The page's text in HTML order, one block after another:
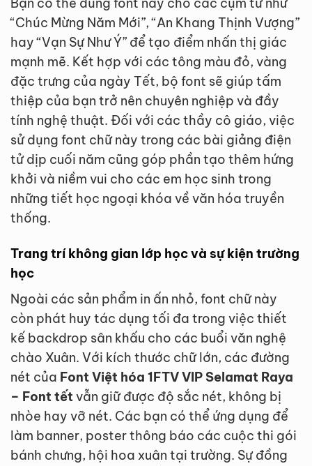
Bạn có thể dùng font này cho các cụm từ như
“Chúc Mừng Năm Mới”, “An Khang Thịnh Vượng”
hay “Vạn Sự Như Ý” để tạo điểm nhấn thị giác
mạnh mẽ. Kết hợp với các tông màu đỏ, vàng
đặc trưng của ngày Tết, bộ font sẽ giúp tấm
thiệp của bạn trở nên chuyên nghiệp và đầy
tính nghệ thuật. Đối với các thầy cô giáo, việc
sử dụng font chữ này trong các bài giảng điện
tử dịp cuối năm cũng góp phần tạo thêm hứng
khởi và niềm vui cho các em học sinh trong
những tiết học ngoại khóa về văn hóa truyền
thống.
Trang trí không gian lớp học và sự kiện trường
học
Ngoài các sản phẩm in ấn nhỏ, font chữ này
còn phát huy tác dụng tối đa trong việc thiết
kế backdrop sân khấu cho các buổi văn nghệ
chào Xuân. Với kích thước chữ lớn, các đường
nét của Font Việt hóa 1FTV VIP Selamat Raya
– Font tết vẫn giữ được độ sắc nét, không bị
nhòe hay vỡ nét. Các bạn có thể ứng dụng để
làm banner, poster thông báo các cuộc thi gói
bánh chưng, hội hoa xuân tại trường. Sự đồng